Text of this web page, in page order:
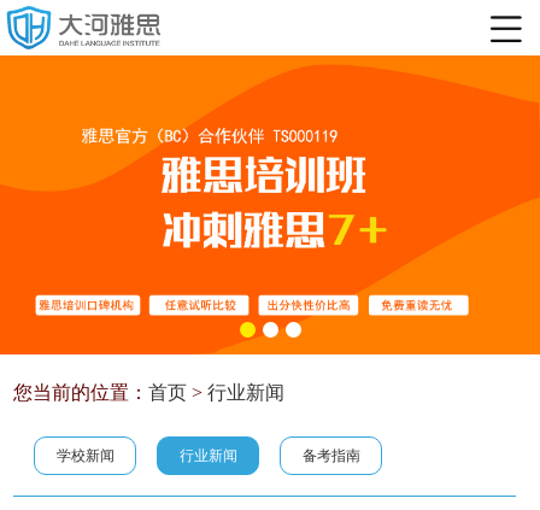
您当前的位置：首页 >行业新闻
学校新闻 行业新闻 备考指南